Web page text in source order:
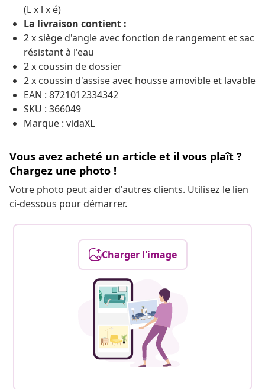
(L x l x é)
La livraison contient :
2 x siège d'angle avec fonction de rangement et sac
résistant à l'eau
2 x coussin de dossier
2 x coussin d'assise avec housse amovible et lavable
EAN : 8721012334342
SKU : 366049
Marque : vidaXL
Vous avez acheté un article et il vous plaît ?
Chargez une photo !
Votre photo peut aider d'autres clients. Utilisez le lien
ci-dessous pour démarrer.
Charger l'image